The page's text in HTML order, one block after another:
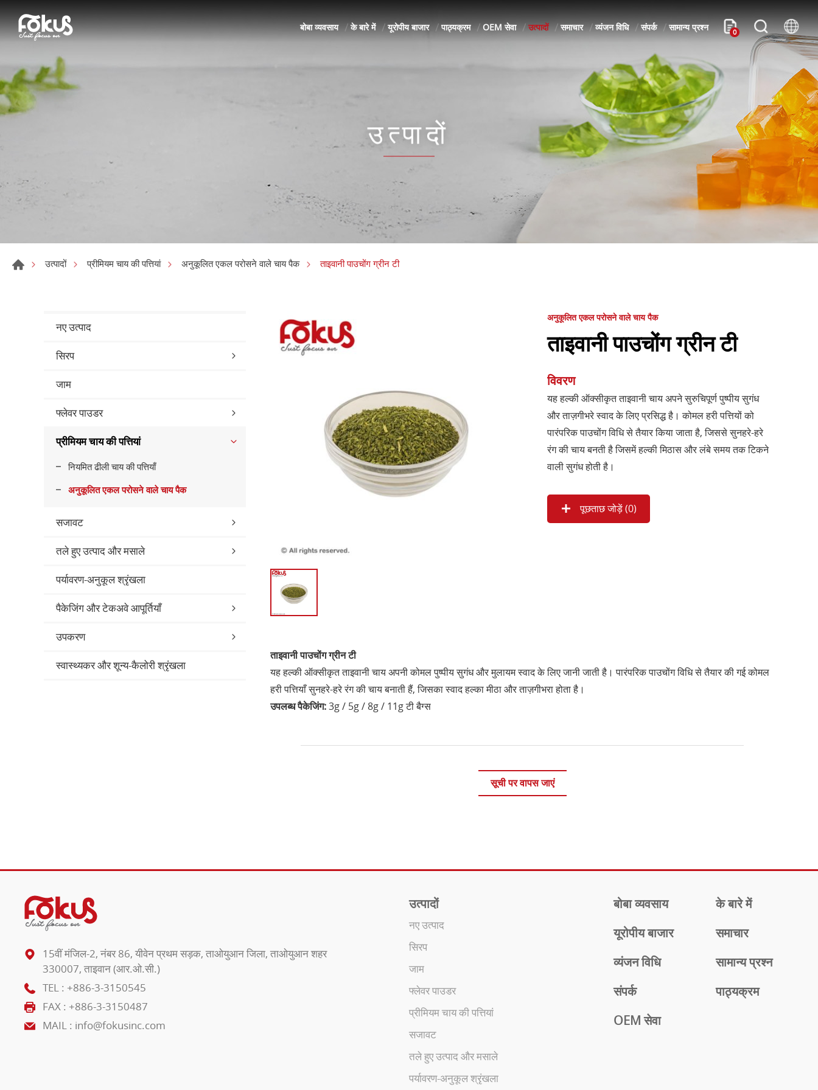
बोबा व्यवसाय के बारे में यूरोपीय बाजार पाठ्यक्रम OEM सेवा उत्पादों समाचार व्यंजन विधि संपर्क सामान्य प्रश्न 0
उत्पादों
उत्पादों प्रीमियम चाय की पत्तियां अनुकूलित एकल परोसने वाले चाय पैक ताइवानी पाउचोंग ग्रीन टी
नए उत्पाद
सिरप
जाम
फ्लेवर पाउडर
प्रीमियम चाय की पत्तियां
नियमित ढीली चाय की पत्तियाँ
अनुकूलित एकल परोसने वाले चाय पैक
सजावट
तले हुए उत्पाद और मसाले
पर्यावरण-अनुकूल श्रृंखला
पैकेजिंग और टेकअवे आपूर्तियाँ
उपकरण
स्वास्थ्यकर और शून्य-कैलोरी श्रृंखला
अनुकूलित एकल परोसने वाले चाय पैक
ताइवानी पाउचोंग ग्रीन टी
विवरण
यह हल्की ऑक्सीकृत ताइवानी चाय अपने सुरुचिपूर्ण पुष्पीय सुगंध
और ताज़गीभरे स्वाद के लिए प्रसिद्ध है। कोमल हरी पत्तियों को
पारंपरिक पाउचोंग विधि से तैयार किया जाता है, जिससे सुनहरे-हरे
रंग की चाय बनती है जिसमें हल्की मिठास और लंबे समय तक टिकने
वाली सुगंध होती है।
पूछताछ जोड़ें (0)
ताइवानी पाउचोंग ग्रीन टी
यह हल्की ऑक्सीकृत ताइवानी चाय अपनी कोमल पुष्पीय सुगंध और मुलायम स्वाद के लिए जानी जाती है। पारंपरिक पाउचोंग विधि से तैयार की गई कोमल
हरी पत्तियाँ सुनहरे-हरे रंग की चाय बनाती हैं, जिसका स्वाद हल्का मीठा और ताज़गीभरा होता है।
उपलब्ध पैकेजिंग:3g / 5g / 8g / 11g टी बैग्स
सूची पर वापस जाएं
उत्पादों
नए उत्पाद
सिरप
जाम
फ्लेवर पाउडर
प्रीमियम चाय की पत्तियां
सजावट
तले हुए उत्पाद और मसाले
पर्यावरण-अनुकूल श्रृंखला
बोबा व्यवसाय
के बारे में
यूरोपीय बाजार
समाचार
व्यंजन विधि
सामान्य प्रश्न
संपर्क
पाठ्यक्रम
OEM सेवा
15वीं मंजिल-2, नंबर 86, यीवेन प्रथम सड़क, ताओयुआन जिला, ताओयुआन शहर
330007, ताइवान (आर.ओ.सी.)
TEL : +886-3-3150545
FAX : +886-3-3150487
MAIL : info@fokusinc.com